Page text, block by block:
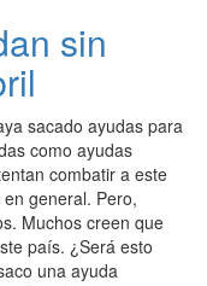
sin
sacado ayudas para
como ayudas
combatir a este
general. Pero,
Muchos creen que
país. ¿Será esto
una ayuda